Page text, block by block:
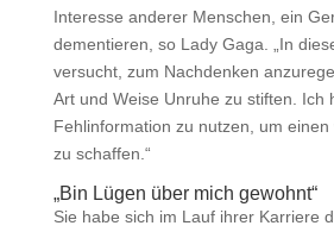
Interesse anderer Menschen, ein
dementieren, so Lady Gaga. „In
versucht, zum Nachdenken
Art und Weise Unruhe zu stiften. Ich
Fehlinformation zu nutzen, um
zu schaffen.“
„Bin Lügen über mich gewohnt“
Sie habe sich im Lauf ihrer Karriere